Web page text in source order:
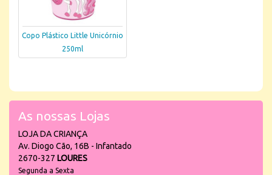
Copo Plástico Little Unicórnio
250ml
As nossas Lojas
LOJA DA CRIANÇA
Av. Diogo Cão, 16B - Infantado
2670-327 LOURES
Segunda a Sexta